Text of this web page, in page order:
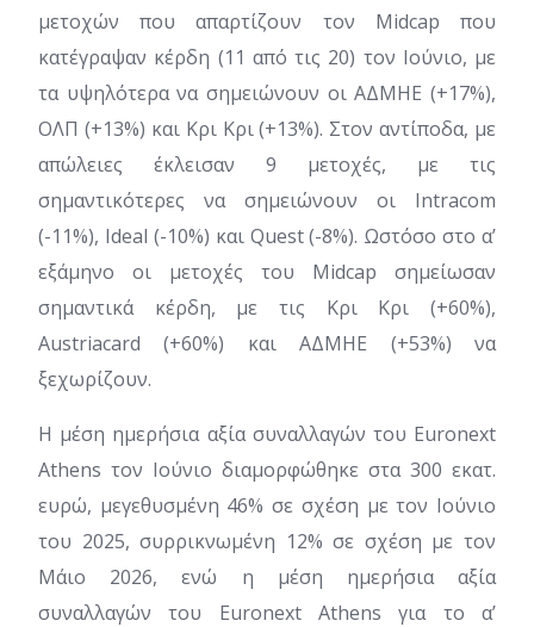
μετοχών που απαρτίζουν τον Midcap που
κατέγραψαν κέρδη (11 από τις 20) τον Ιούνιο, με
τα υψηλότερα να σημειώνουν οι ΑΔΜΗΕ (+17%),
ΟΛΠ (+13%) και Κρι Κρι (+13%). Στον αντίποδα, με
απώλειες έκλεισαν 9 μετοχές, με τις
σημαντικότερες να σημειώνουν οι Intracom
(-11%), Ideal (-10%) και Quest (-8%). Ωστόσο στο α’
εξάμηνο οι μετοχές του Midcap σημείωσαν
σημαντικά κέρδη, με τις Κρι Κρι (+60%),
Austriacard (+60%) και ΑΔΜΗΕ (+53%) να
ξεχωρίζουν.
Η μέση ημερήσια αξία συναλλαγών του Euronext
Athens τον Ιούνιο διαμορφώθηκε στα 300 εκατ.
ευρώ, μεγεθυσμένη 46% σε σχέση με τον Ιούνιο
του 2025, συρρικνωμένη 12% σε σχέση με τον
Μάιο 2026, ενώ η μέση ημερήσια αξία
συναλλαγών του Euronext Athens για το α’